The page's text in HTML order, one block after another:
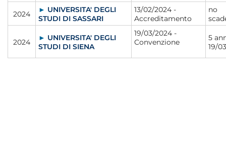
2024 ► UNIVERSITA' DEGLI
STUDI DI SASSARI
13/02/2024 -
Accreditamento
no
2024 ► UNIVERSITA' DEGLI
STUDI DI SIENA
19/03/2024 -
Convenzione
5
19/